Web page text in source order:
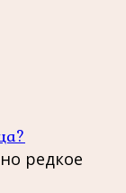
редкое